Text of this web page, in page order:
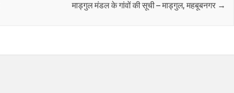
माड्गुल मंडल के गांवों की सूची – माड्गुल, महबूबनगर →